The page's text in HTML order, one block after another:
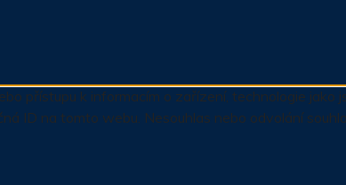
přístupu k informacím o zařízení, technologie
ID na tomto webu. Nesouhlas nebo odvolání